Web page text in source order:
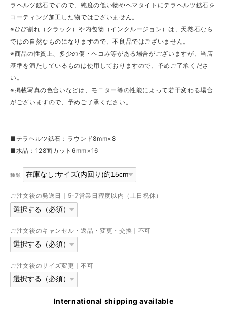
ラヘルツ鉱石ですので、純度の低い物やヘマタイトにテラヘルツ鉱石を
コーティング加工した物ではございません。
※ひび割れ（クラック）や内包物（インクルージョン）は、天然石なら
ではの自然なものになりますので、不良品ではございません。
※商品の性質上、多少の傷・ヘコみ等がある場合がございますが、当店
基準を満たしているものは使用しておりますので、予めご了承くださ
い。
※掲載写真の色合いなどは、モニター等の性能によって若干変わる場合
がございますので、予めご了承ください。
■テラヘルツ鉱石：ラウンド8mm×8
■水晶：128面カット6mm×16
種類
ご注文後の発送日｜5-7営業日程度以内（土日祝休）
ご注文後のキャンセル・返品・変更・交換｜不可
ご注文後のサイズ変更｜不可
International shipping available